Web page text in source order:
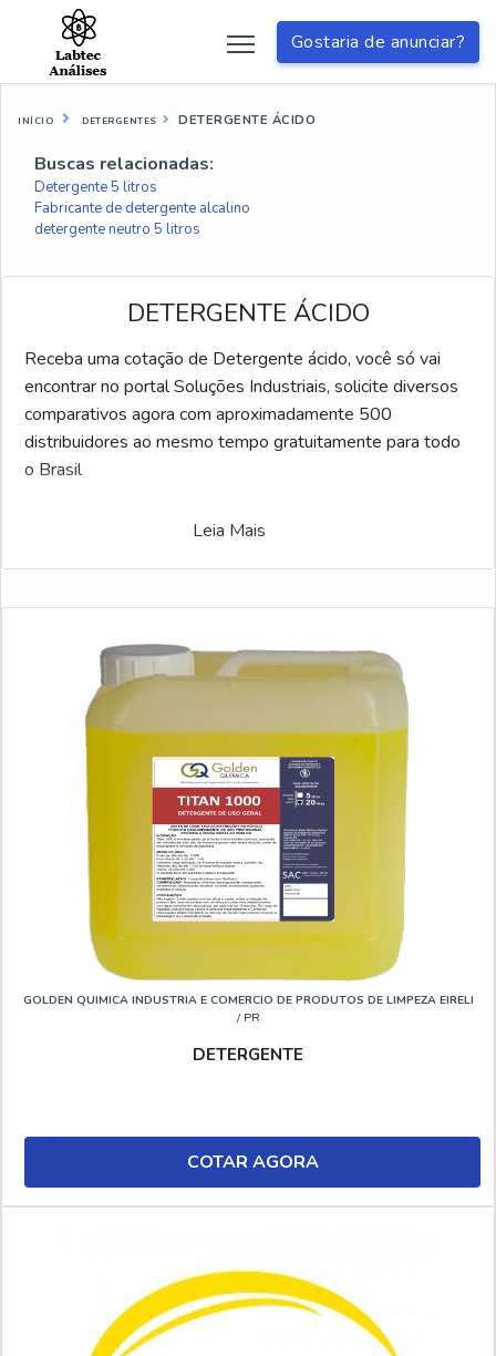
Gostaria de anunciar?
INÍCIO DETERGENTES DETERGENTE ÁCIDO
Buscas relacionadas:
Detergente 5 litros
Fabricante de detergente alcalino
detergente neutro 5 litros
DETERGENTE ÁCIDO
Receba uma cotação de Detergente ácido, você só vai
encontrar no portal Soluções Industriais, solicite diversos
comparativos agora com aproximadamente 500
distribuidores ao mesmo tempo gratuitamente para todo
o Brasil
Leia Mais
GOLDEN QUIMICA INDUSTRIA E COMERCIO DE PRODUTOS DE LIMPEZA EIRELI
/ PR
DETERGENTE
COTAR AGORA